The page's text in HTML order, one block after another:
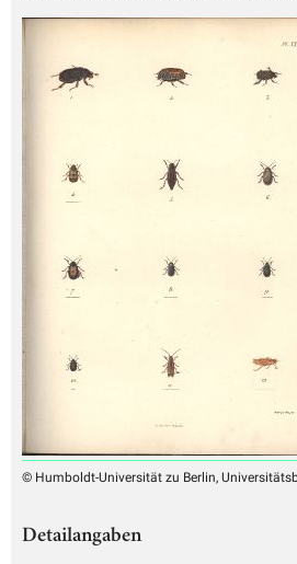
© Humboldt-Universität zu Berlin,
Detailangaben